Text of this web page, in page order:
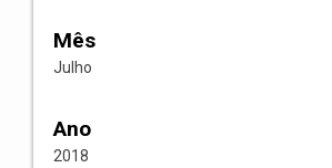
Mês
Julho
Ano
2018